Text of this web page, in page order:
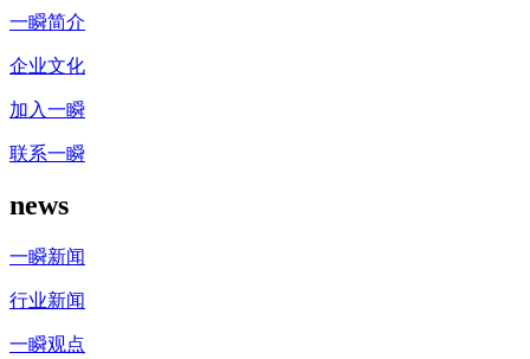
一瞬简介
企业文化
加入一瞬
联系一瞬
news
一瞬新闻
行业新闻
一瞬观点